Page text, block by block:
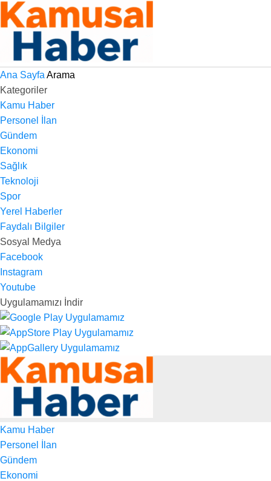
Ana Sayfa Arama
Kategoriler
Kamu Haber
Personel İlan
Gündem
Ekonomi
Sağlık
Teknoloji
Spor
Yerel Haberler
Faydalı Bilgiler
Sosyal Medya
Facebook
Instagram
Youtube
Uygulamamızı İndir
Kamu Haber
Personel İlan
Gündem
Ekonomi